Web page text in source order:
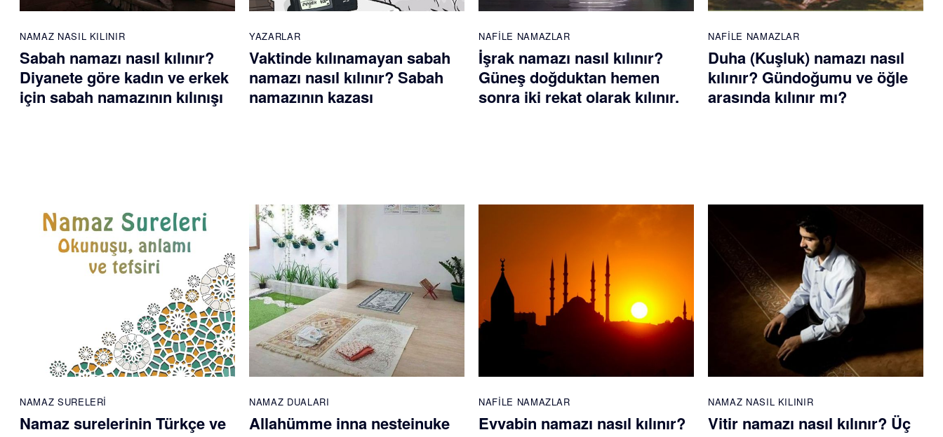
NAMAZ NASIL KILINIR
Sabah namazı nasıl kılınır?
Diyanete göre kadın ve erkek
için sabah namazının kılınışı
YAZARLAR
Vaktinde kılınamayan sabah
namazı nasıl kılınır? Sabah
namazının kazası
NAFILE NAMAZLAR
İşrak namazı nasıl kılınır?
Güneş doğduktan hemen
sonra iki rekat olarak kılınır.
NAFILE NAMAZLAR
Duha (Kuşluk) namazı nasıl
kılınır? Gündoğumu ve öğle
arasında kılınır mı?
NAMAZ SURELERI
Namaz surelerinin Türkçe ve
NAMAZ DUALARI
Allahümme inna nesteinuke
NAFILE NAMAZLAR
Evvabin namazı nasıl kılınır?
NAMAZ NASIL KILINIR
Vitir namazı nasıl kılınır? Üç